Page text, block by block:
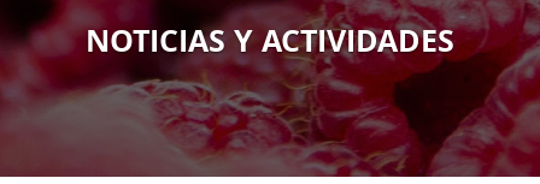
NOTICIAS Y ACTIVIDADES